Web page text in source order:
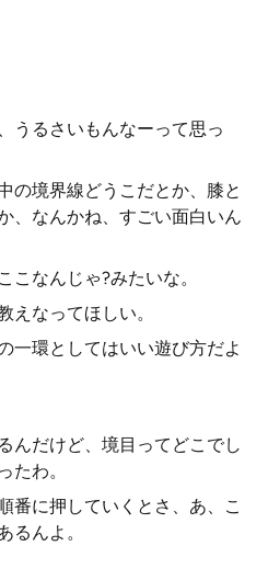
うるさいもんなーって思っ
の境界線どうこだとか、膝と
、なんかね、すごい面白いん
こなんじゃ?みたいな。
えなってほしい。
一環としてはいい遊び方だよ
んだけど、境目ってどこでし
たわ。
番に押していくとさ、あ、こ
るんよ。